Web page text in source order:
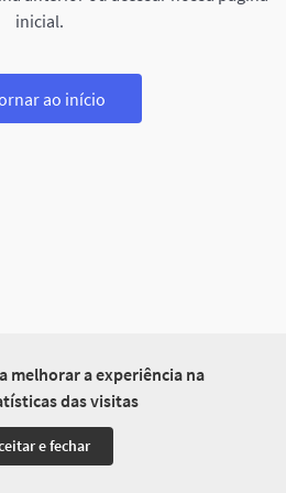
melhorar a experiência na
das visitas
e fechar
inicial.
ao início